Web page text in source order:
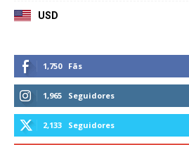
USD
1,750 Fãs
1,965 Seguidores
2,133 Seguidores